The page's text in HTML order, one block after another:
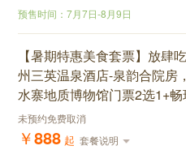
预售时间：7月7日-8月9日
【暑期特惠美食套票】放肆
州三英温泉酒店-泉韵合院房
水寨地质博物馆门票2选1+
未预约免费取消
￥888 起 套餐说明